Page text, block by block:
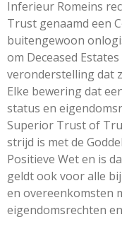
Inferieur Romeins
Trust genaamd een
buitengewoon
om Deceased
veronderstelling dat
Elke bewering dat
status en
Superior Trust of
strijd is met de
Positieve Wet en is
geldt ook voor alle
en overeenkomsten
eigendomsrechten